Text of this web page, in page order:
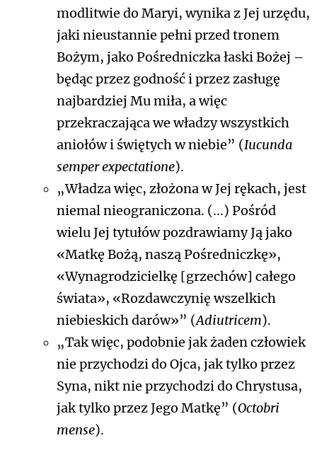
modlitwie do Maryi, wynika z Jej urzędu,
jaki nieustannie pełni przed tronem
Bożym, jako Pośredniczka łaski Bożej –
będąc przez godność i przez zasługę
najbardziej Mu miła, a więc
przekraczająca we władzy wszystkich
aniołów i świętych w niebie” (Iucunda
semper expectatione).
„Władza więc, złożona w Jej rękach, jest
niemal nieograniczona. (...) Pośród
wielu Jej tytułów pozdrawiamy Ją jako
«Matkę Bożą, naszą Pośredniczkę»,
«Wynagrodzicielkę [grzechów] całego
świata», «Rozdawczynię wszelkich
niebieskich darów»” (Adiutricem).
„Tak więc, podobnie jak żaden człowiek
nie przychodzi do Ojca, jak tylko przez
Syna, nikt nie przychodzi do Chrystusa,
jak tylko przez Jego Matkę” (Octobri
mense).